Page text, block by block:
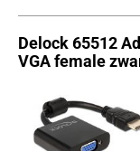
Delock 65512
VGA female